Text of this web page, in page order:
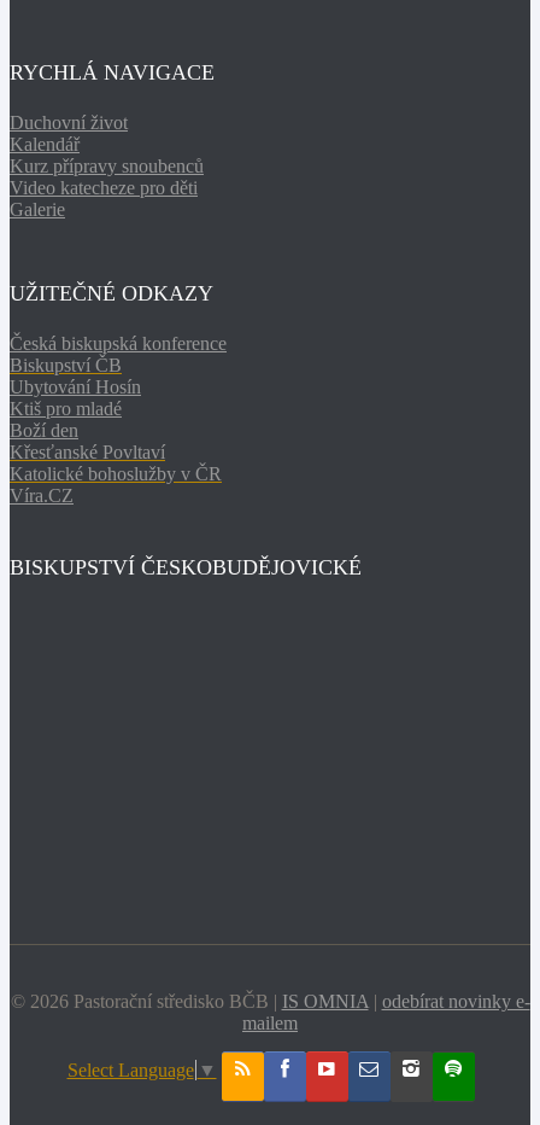
RYCHLÁ NAVIGACE
Duchovní život
Kalendář
Kurz přípravy snoubenců
Video katecheze pro děti
Galerie
UŽITEČNÉ ODKAZY
Česká biskupská konference
Biskupství ČB
Ubytování Hosín
Ktiš pro mladé
Boží den
Křesťanské Povltaví
Katolické bohoslužby v ČR
Víra.CZ
BISKUPSTVÍ ČESKOBUDĚJOVICKÉ
© 2026 Pastorační středisko BČB | IS OMNIA | odebírat novinky e-
mailem
Select Language ▼